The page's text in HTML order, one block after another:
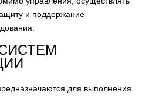
датчики температуры
температуры с
температуры
и поддержание
для выполнения